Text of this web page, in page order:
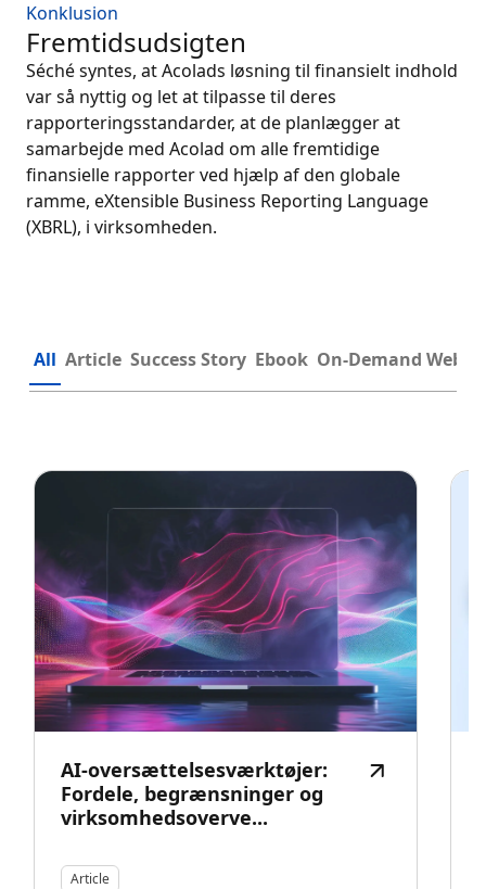
Konklusion
Fremtidsudsigten
Séché syntes, at Acolads løsning til finansielt indhold
var så nyttig og let at tilpasse til deres
rapporteringsstandarder, at de planlægger at
samarbejde med Acolad om alle fremtidige
finansielle rapporter ved hjælp af den globale
ramme, eXtensible Business Reporting Language
(XBRL), i virksomheden.
All Article Success Story Ebook On-Demand
AI-oversættelsesværktøjer:
Fordele, begrænsninger og
virksomhedsoverve...
Article